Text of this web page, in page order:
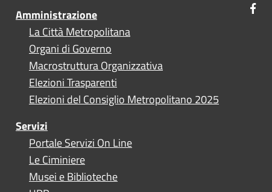
Amministrazione
La Città Metropolitana
Organi di Governo
Macrostruttura Organizzativa
Elezioni Trasparenti
Elezioni del Consiglio Metropolitano 2025
Servizi
Portale Servizi On Line
Le Ciminiere
Musei e Biblioteche